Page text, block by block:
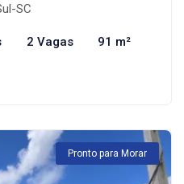
SC
2 Vagas 91 m²
Pronto para Morar